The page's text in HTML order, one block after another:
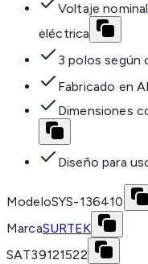
Voltaje
eléctrica
3 polos según
Fabricado en
Dimensiones
Diseño para
ModeloSYS-136410
MarcaSURTEK
SAT39121522